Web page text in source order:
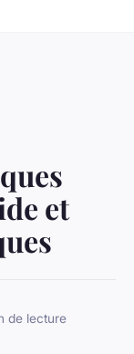
et
de lecture